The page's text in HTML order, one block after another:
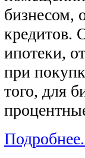
бизнесом,
кредитов.
ипотеки,
при
того, для